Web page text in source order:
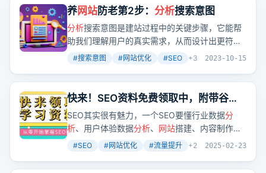
blockblastsolver.org注册于2024年10月7日。前
者只有43个外链域名，DR20，后者有145个外
链域名，DR21。但是前者1月访问量230万，而
后者1月访问量1.3万。
养网站防老第2步： 分析搜索意图
分析搜索意图是建站过程中的关键步骤，它能帮
助我们理解用户的真实需求，从而设计出更符合
用户期望的
网站内容。就像哥飞文章中提到的，
用户意图的宝贵信息。
#搜索意图 #网站优化 #SEO +3 2023-10-15
快来！SEO资料免费领取中，附带谷歌
竞争对手分析文档
SEO其实很有魅力，一个SEO要懂行业数据分
析、用户体验数据分析、 网站搭建、内容制作技
巧、内链系统优化、外链资源操作、
网站运营、
了很多免费的SEO资料，包括视频教程、文档、
#SEO #网站优化 #流量提升 +2 2025-02-23